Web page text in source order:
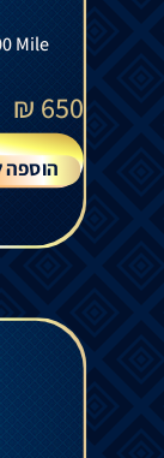
Mile
650
₪
הוספה